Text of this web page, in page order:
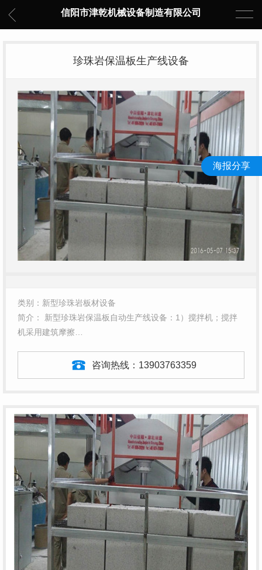
信阳市津乾机械设备制造有限公司
珍珠岩保温板生产线设备
类别：新型珍珠岩板材设备
简介： 新型珍珠岩保温板自动生产线设备：1）搅拌机；搅拌
机采用建筑摩擦…
咨询热线： 13903763359
海报分享